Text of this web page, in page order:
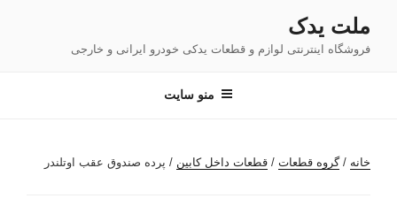
محتوا
ملت یدک
فروشگاه اینترنتی لوازم و قطعات یدکی خودرو ایرانی و خارجی
منو سایت
خانه /گروه قطعات / قطعات داخل کابین / پرده صندوق عقب اوتلندر